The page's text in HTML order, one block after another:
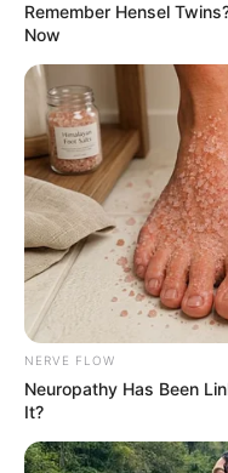
Remember Hensel
Now
NERVE FLOW
Neuropathy Has Been
It?